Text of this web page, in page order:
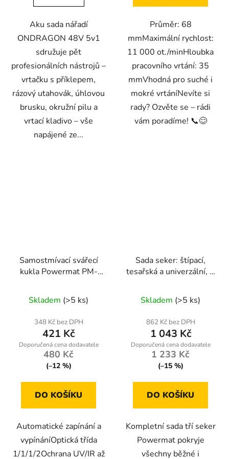
Aku sada nářadí
ONDRAGON 48V 5v1
sdružuje pět
profesionálních nástrojů –
vrtačku s příklepem,
rázový utahovák, úhlovou
brusku, okružní pilu a
vrtací kladivo – vše
napájené ze...
Průměr: 68
mmMaximální rychlost:
11 000 ot./minHloubka
pracovního vrtání: 35
mmVhodná pro suché i
mokré vrtáníNevíte si
rady? Ozvěte se – rádi
vám poradíme! 📞😊
Samostmívací svářecí
kukla Powermat PM-
Skladem (>5 ks)
348 Kč bez DPH
421 Kč
480 Kč
(–12 %)
DO KOŠÍKU
Automatické zapínání a
vypínáníOptická třída
1/1/1/2Ochrana UV/IR až
Sada seker: štípací,
tesařská a univerzální, 3
RTZS0054
Skladem (>5 ks)
862 Kč bez DPH
1 043 Kč
1 233 Kč
(–15 %)
DO KOŠÍKU
Kompletní sada tří seker
Powermat pokryje
všechny běžné i